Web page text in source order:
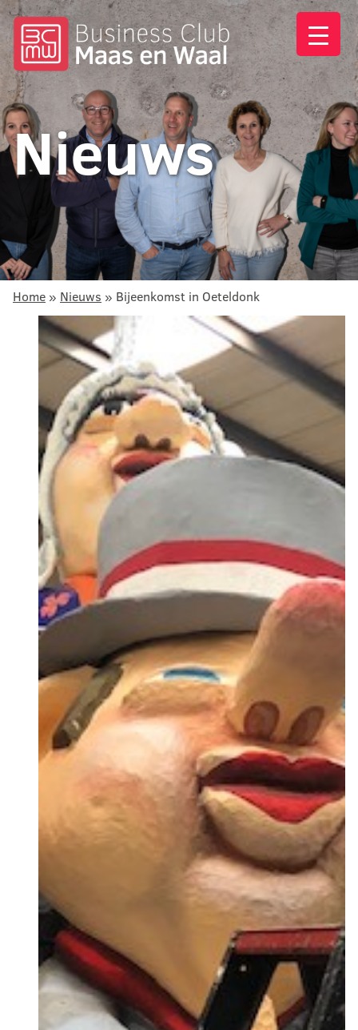
Nieuws
Home » Nieuws » Bijeenkomst in Oeteldonk